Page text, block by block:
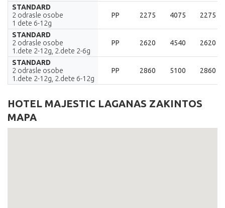
STANDARD
2 odrasle osobe
1 dete 6-12g
PP 2275 4075 2275
STANDARD
2 odrasle osobe
1.dete 2-12g, 2.dete 2-6g
PP 2620 4540 2620
STANDARD
2 odrasle osobe
1.dete 2-12g, 2.dete 6-12g
PP 2860 5100 2860
HOTEL MAJESTIC LAGANAS ZAKINTOS
MAPA